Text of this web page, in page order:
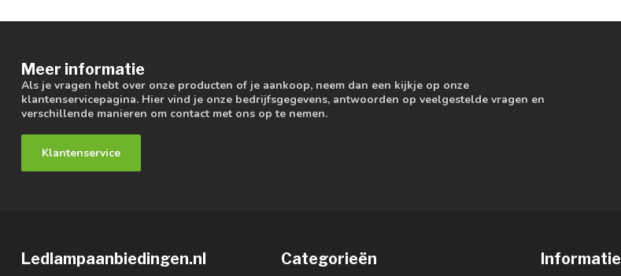
Meer informatie
Als je vragen hebt over onze producten of je aankoop, neem dan een kijkje op onze
klantenservicepagina. Hier vind je onze bedrijfsgegevens, antwoorden op veelgestelde vragen en
verschillende manieren om contact met ons op te nemen.
Klantenservice
Ledlampaanbiedingen.nl Categorieën Informatie